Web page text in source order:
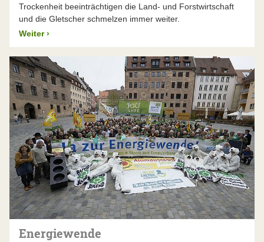
Trockenheit beeinträchtigen die Land- und Forstwirtschaft
und die Gletscher schmelzen immer weiter.
Weiter ›
Energiewende